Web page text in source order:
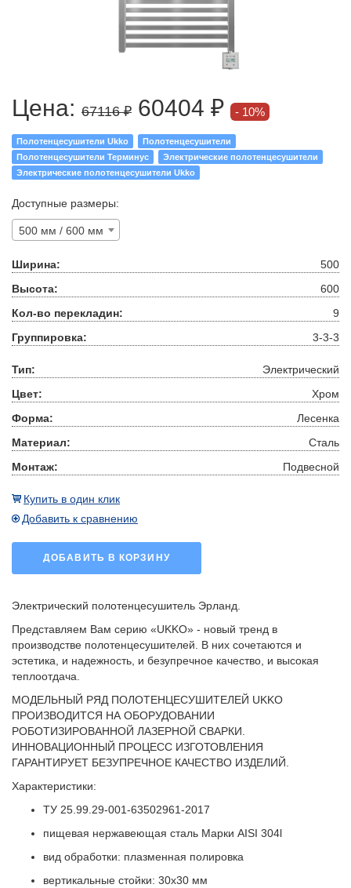
Цена: 67116 ₽ 60404 ₽ 10%
Полотенцесушители Ukko
Полотенцесушители
Полотенцесушители Терминус
Электрические полотенцесушители
Электрические полотенцесушители Ukko
Доступные размеры:
500 мм / 600 мм
Ширина:
500
Высота:
600
Кол-во перекладин:
9
Группировка:
3-3-3
Тип:
Электрический
Цвет:
Хром
Форма:
Лесенка
Материал:
Сталь
Монтаж:
Подвесной
Купить в один клик
Добавить к сравнению
ДОБАВИТЬ В КОРЗИНУ
Электрический полотенцесушитель Эрланд. ​
Представляем Вам серию «UKKO» - новый тренд в
производстве полотенцесушителей. В них сочетаются и
эстетика, и надежность, и безупречное качество, и высокая
теплоотдача.
МОДЕЛЬНЫЙ РЯД ПОЛОТЕНЦЕСУШИТЕЛЕЙ UKKO
ПРОИЗВОДИТСЯ НА ОБОРУДОВАНИИ
РОБОТИЗИРОВАННОЙ ЛАЗЕРНОЙ СВАРКИ.
ИННОВАЦИОННЫЙ ПРОЦЕСС ИЗГОТОВЛЕНИЯ
ГАРАНТИРУЕТ БЕЗУПРЕЧНОЕ КАЧЕСТВО ИЗДЕЛИЙ.
Характеристики:
ТУ 25.99.29-001-63502961-2017
пищевая нержавеющая сталь Марки AISI 304l
вид обработки: плазменная полировка
вертикальные стойки: 30х30 мм